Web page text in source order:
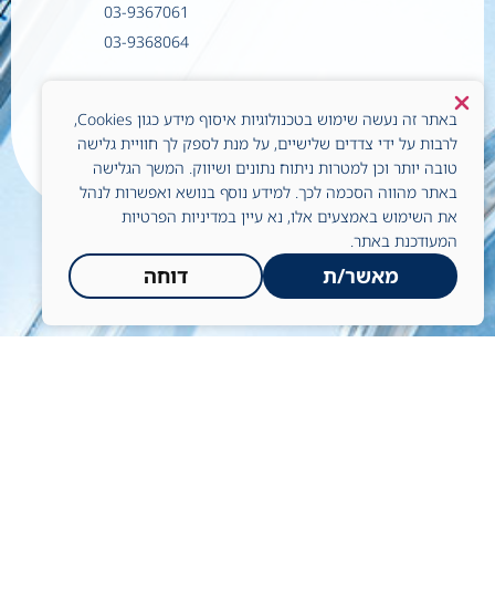
באתר זה נעשה שימוש בטכנולוגיות איסוף מידע כגון Cookies,
לרבות על ידי צדדים שלישיים, על מנת לספק לך חוויית גלישה
טובה יותר וכן למטרות ניתוח נתונים ושיווק. המשך הגלישה
באתר מהווה הסכמה לכך. למידע נוסף בנושא ואפשרות לנהל
את השימוש באמצעים אלו, נא עיין במדיניות הפרטיות
המעודכנת באתר.
מאשר/ת דוחה
03-9367061
03-9368064
מדיניות פרטיות
כל הזכויות שמורות © לשחר כימיקלים
בע"מ created by | HD